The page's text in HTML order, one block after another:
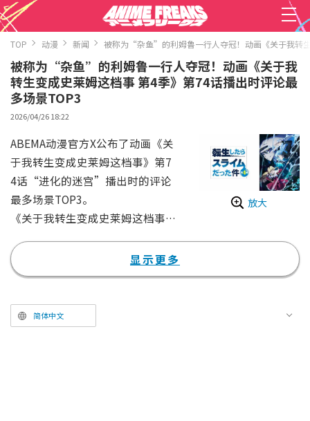
TOP 动漫 新闻 被称为“杂鱼”的利姆鲁一行人夺冠！动画《关于我转
被称为“杂鱼”的利姆鲁一行人夺冠！动画《关于我
转生变成史莱姆这档事 第4季》第74话播出时评论最
多场景TOP3
2026/04/26 18:22
放大
ABEMA动漫官方X公布了动画《关
于我转生变成史莱姆这档事》第7
4话“进化的迷宫”播出时的评论
最多场景TOP3。
《关于我转生变成史莱姆这档事》
原著、川上泰树老师负责绘画的漫
画改编而成的异世界幻想作品，全
册。故事讲述了转生到异世界成为
史莱姆的主角利姆鲁，与同伴们凭
显示更多
简体中文